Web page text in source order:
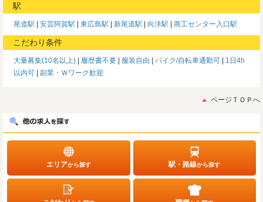
駅
尾道駅 安芸阿賀駅 東広島駅 新尾道駅 向洋駅 商工センター入口駅
こだわり条件
大量募集(10名以上) 履歴書不要 服装自由 バイク/自転車通勤可
1日4h
以内可
副業・Ｗワーク歓迎
ページＴＯＰへ
エリアから探す 駅・路線から探す